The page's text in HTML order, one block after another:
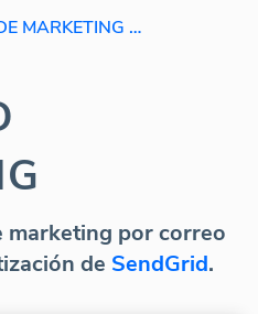
SOFTWARE DE INFORME DE MARKETING POR CORREO ELECTRONICO
marketing por correo
de SendGrid.